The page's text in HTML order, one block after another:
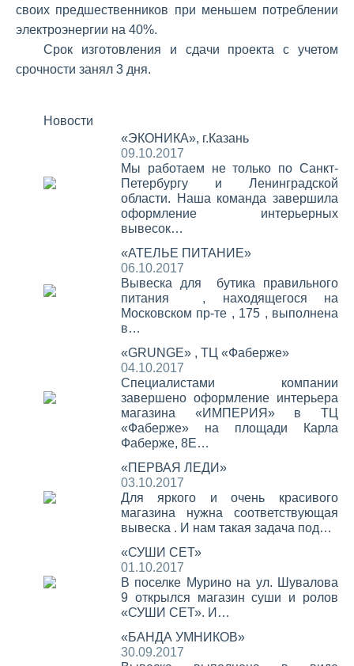
своих предшественников при меньшем потреблении
электроэнергии на 40%.
Срок изготовления и сдачи проекта с учетом
срочности занял 3 дня.
Новости
«ЭКОНИКА», г.Казань
09.10.2017
Мы работаем не только по Санкт-
Петербургу и Ленинградской
области. Наша команда завершила
оформление интерьерных
вывесок…
«АТЕЛЬЕ ПИТАНИЕ»
06.10.2017
Вывеска для бутика правильного
питания , находящегося на
Московском пр-те , 175 , выполнена
в…
«GRUNGE» , ТЦ «Фаберже»
04.10.2017
Специалистами компании
завершено оформление интерьера
магазина «ИМПЕРИЯ» в ТЦ
«Фаберже» на площади Карла
Фаберже, 8Е…
«ПЕРВАЯ ЛЕДИ»
03.10.2017
Для яркого и очень красивого
магазина нужна соответствующая
вывеска . И нам такая задача под…
«СУШИ СЕТ»
01.10.2017
В поселке Мурино на ул. Шувалова
9 открылся магазин суши и ролов
«СУШИ СЕТ». И…
«БАНДА УМНИКОВ»
30.09.2017